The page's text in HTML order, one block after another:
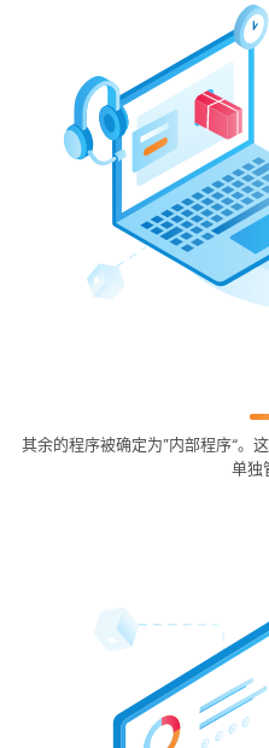
其余的程序被确定为“内部程序”。
单独